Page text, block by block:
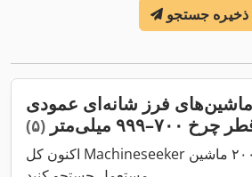
ذخیره جستجو
فرز شانه‌ای عمودی
میلی‌متر
(۵)
اکنون کل Machineseeker را با بیش از ۲۰۰٬۰۰۰ ماشین